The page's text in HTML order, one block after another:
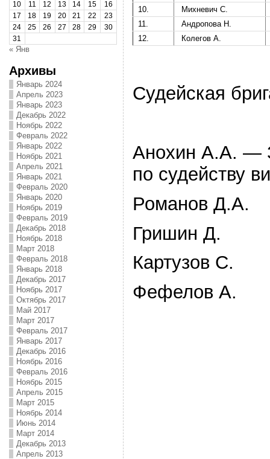
10
11 12 13 14 15
16
17
18 19 20 21 22
23
24
25 26 27 28 29
30
31
« Янв
Архивы
Январь 2024
Апрель 2023
Январь 2023
Декабрь 2022
Ноябрь 2022
Февраль 2022
Январь 2022
Ноябрь 2021
Апрель 2021
Январь 2021
Февраль 2020
Январь 2020
Ноябрь 2019
Февраль 2019
Декабрь 2018
Ноябрь 2018
Март 2018
Февраль 2018
Январь 2018
Декабрь 2017
Ноябрь 2017
Октябрь 2017
Май 2017
Март 2017
Февраль 2017
Январь 2017
Декабрь 2016
Ноябрь 2016
Февраль 2016
Ноябрь 2015
Апрель 2015
Март 2015
Ноябрь 2014
Июнь 2014
Март 2014
Декабрь 2013
Апрель 2013
10.
Михневич С.
11.
Андропова Н.
12.
Колегов А.
Судейская
Анохин А.А. —
по судейству
Романов Д.А.
Гришин Д.
Картузов С.
Фефелов А.